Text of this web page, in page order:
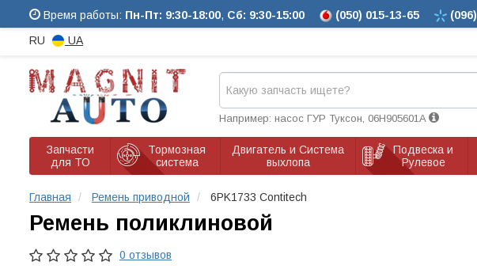
Время работы: Пн-Пт: 9:30-18:00, Сб: 9:30-15:00 (050) 015-13-65 (096)
RU UA
Например: насос ГУР Туксон, 06H905601A
Запчасти
для ТО
Тормозная
система
Двигатель и Система
выхлопа
Подвеска и
Рулевое
Главная Ремень приводной 6PK1733 Contitech
Ремень поликлиновой
0 отзывов